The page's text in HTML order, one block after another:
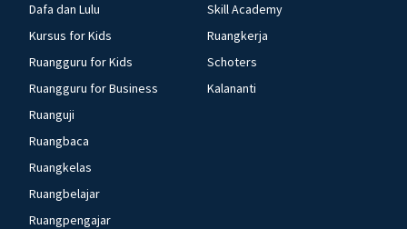
Dafa dan Lulu
Kursus for Kids
Ruangguru for Kids
Ruangguru for Business
Ruanguji
Ruangbaca
Ruangkelas
Ruangbelajar
Ruangpengajar
Skill Academy
Ruangkerja
Schoters
Kalananti